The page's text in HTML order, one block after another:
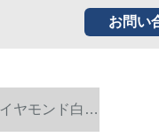
お問い
ヤモンド白倉